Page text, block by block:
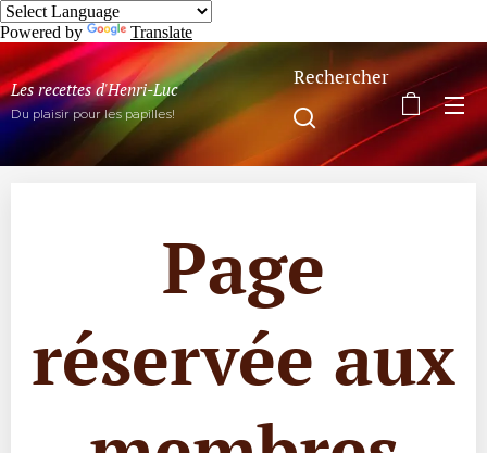
Powered by Translate
Les recettes d'Henri-Luc
Du plaisir pour les papilles!
Rechercher
Page
réservée aux